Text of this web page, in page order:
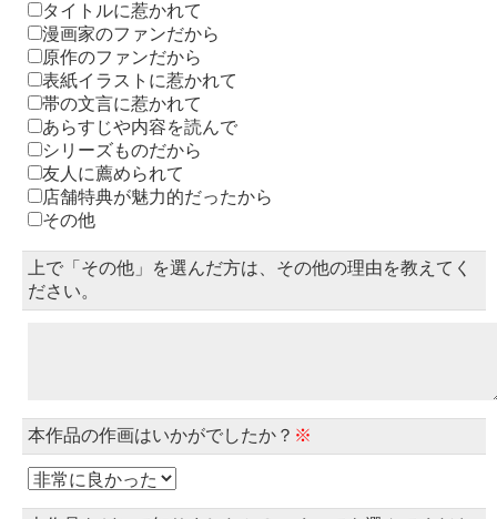
タイトルに惹かれて
漫画家のファンだから
原作のファンだから
表紙イラストに惹かれて
帯の文言に惹かれて
あらすじや内容を読んで
シリーズものだから
友人に薦められて
店舗特典が魅力的だったから
その他
上で「その他」を選んだ方は、その他の理由を教えてく
ださい。
本作品の作画はいかがでしたか？ ※